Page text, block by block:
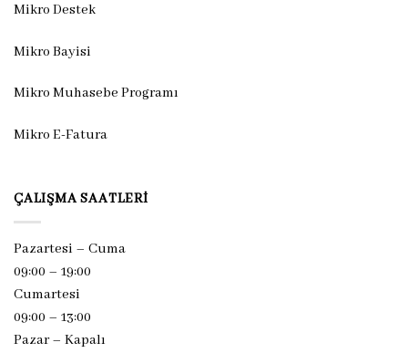
Mikro Destek
Mikro Bayisi
Mikro Muhasebe Programı
Mikro E-Fatura
ÇALIŞMA SAATLERI
Pazartesi – Cuma
09:00 – 19:00
Cumartesi
09:00 – 13:00
Pazar – Kapalı